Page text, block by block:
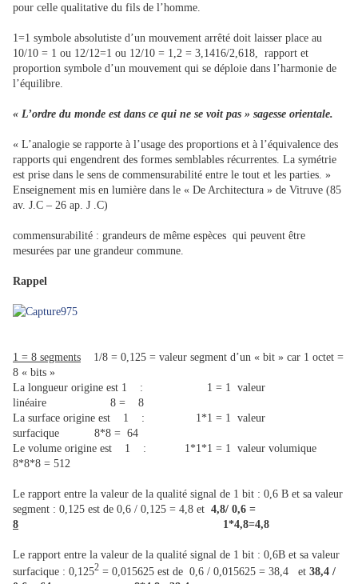
pour celle qualitative du fils de l’homme.
1=1 symbole absolutiste d’un mouvement arrêté doit laisser place au
10/10 = 1 ou 12/12=1 ou 12/10 = 1,2 = 3,1416/2,618, rapport et
proportion symbole d’un mouvement qui se déploie dans l’harmonie de
l’équilibre.
« L’ordre du monde est dans ce qui ne se voit pas » sagesse orientale.
« L’analogie se rapporte à l’usage des proportions et à l’équivalence des
rapports qui engendrent des formes semblables récurrentes. La symétrie
est prise dans le sens de commensurabilité entre le tout et les parties. »
Enseignement mis en lumière dans le « De Architectura » de Vitruve (85
av. J.C – 26 ap. J .C)
commensurabilité : grandeurs de même espèces qui peuvent être
mesurées par une grandeur commune.
Rappel
1 = 8 segments 1/8 = 0,125 = valeur segment d’un « bit » car 1 octet =
8 « bits »
La longueur origine est 1 : 1 = 1 valeur
linéaire 8 = 8
La surface origine est 1 : 1*1 = 1 valeur
surfacique 8*8 = 64
Le volume origine est 1 : 1*1*1 = 1 valeur volumique
8*8*8 = 512
Le rapport entre la valeur de la qualité signal de 1 bit : 0,6 B et sa valeur
segment : 0,125 est de 0,6 / 0,125 = 4,8 et 4,8/ 0,6 =
8 1*4,8=4,8
Le rapport entre la valeur de la qualité signal de 1 bit : 0,6B et sa valeur
surfacique : 0,1252 = 0,015625 est de 0,6 / 0,015625 = 38,4 et 38,4 /